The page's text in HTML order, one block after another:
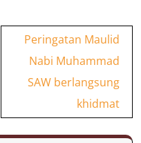
Peringatan Maulid
Nabi Muhammad
SAW berlangsung
khidmat